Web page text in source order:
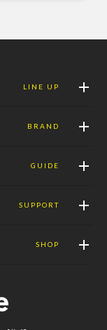
LINE UP
BRAND
GUIDE
SUPPORT
SHOP